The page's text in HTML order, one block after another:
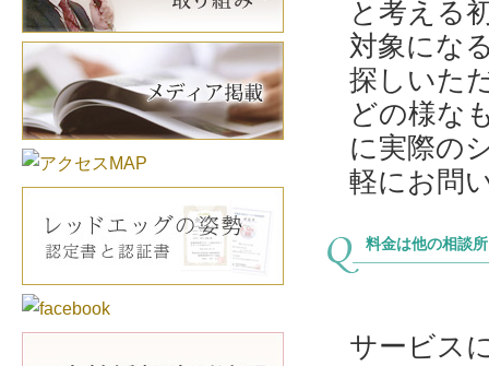
と考える
対象にな
探しいた
どの様な
に実際の
軽にお問
料金は他の相談
サービス